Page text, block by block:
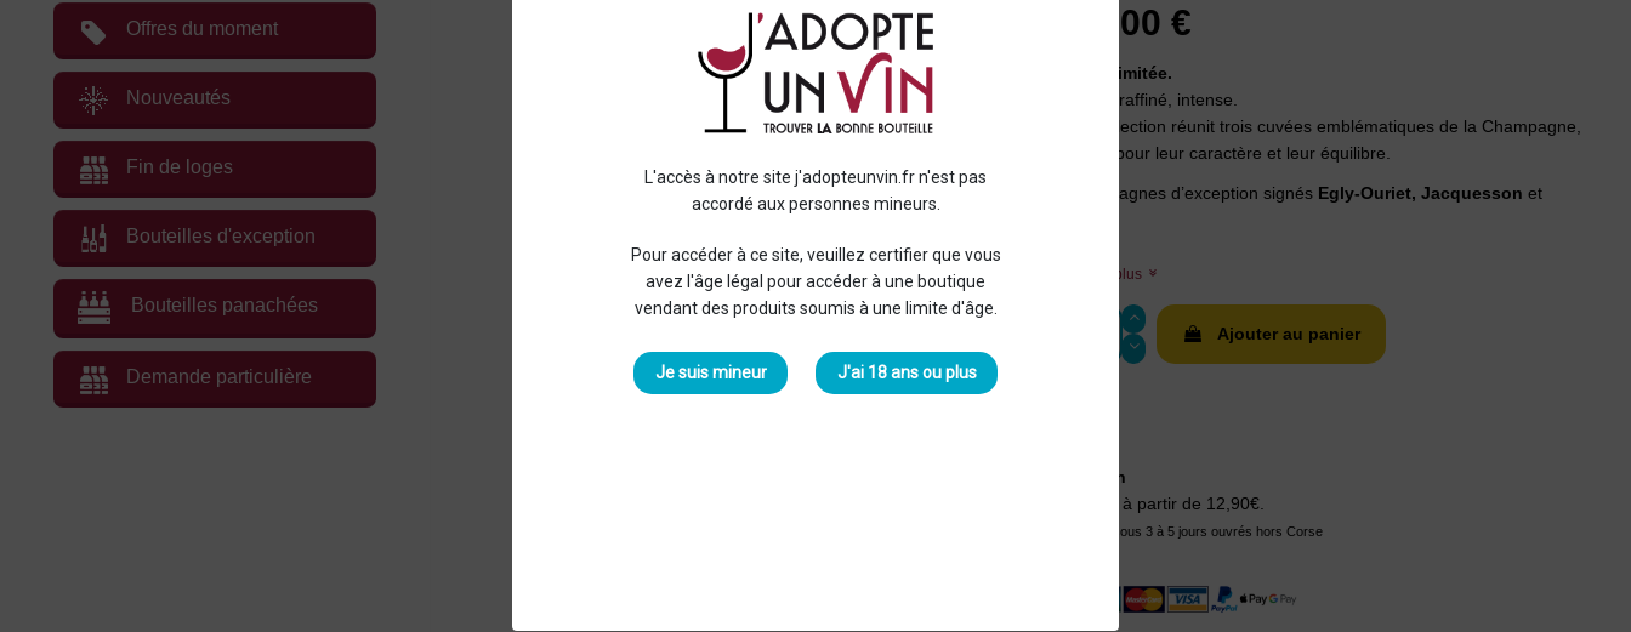
L'accès à notre site j'adopteunvin.fr n'est pas
accordé aux personnes mineurs.
Pour accéder à ce site, veuillez certifier que vous
avez l'âge légal pour accéder à une boutique
vendant des produits soumis à une limite d'âge.
Je suis mineur J'ai 18 ans ou plus
Offres du moment
Nouveautés
Fin de loges
Bouteilles d'exception
Bouteilles panachées
Demande particulière
400,00 €
Édition limitée.
Profond, raffiné, intense.
Cette collection réunit trois cuvées emblématiques de la Champagne,
choisies pour leur caractère et leur équilibre.
3 Champagnes d’exception signés Egly-Ouriet, Jacquesson et
En savoir plus
Ajouter au panier
Livraison
Livraison à partir de 12,90€.
Expédition sous 3 à 5 jours ouvrés hors Corse